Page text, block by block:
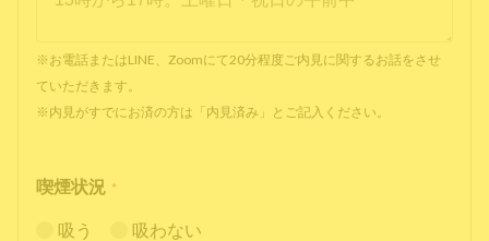
※お電話またはLINE、Zoomにて20分程度ご内見に関するお話をさせ
ていただきます。
※内見がすでにお済の方は「内見済み」とご記入ください。
喫煙状況 *
吸う 吸わない